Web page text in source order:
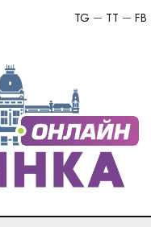
FB
TT
TG